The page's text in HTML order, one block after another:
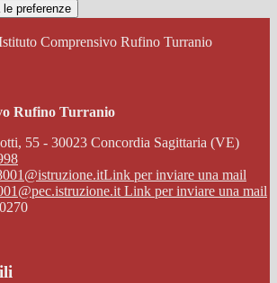
le preferenze
Comprensivo Rufino Turranio
Rufino Turranio
55 - 30023 Concordia Sagittaria (VE)
Link per inviare una mail
Link per inviare una mail